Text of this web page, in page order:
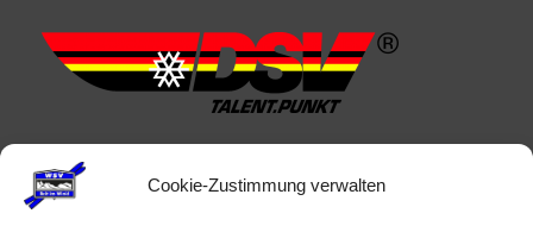
Cookie-Zustimmung verwalten